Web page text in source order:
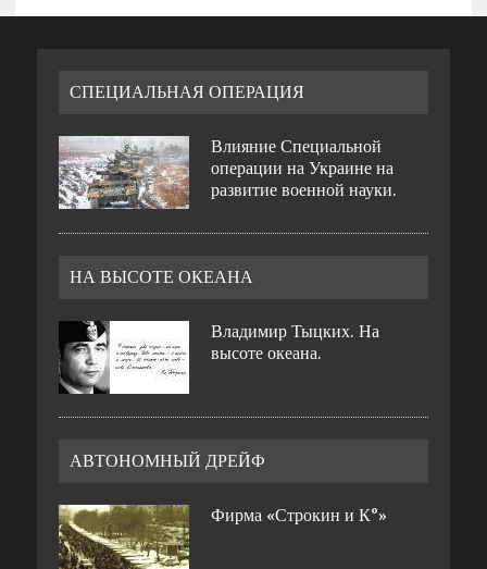
СПЕЦИАЛЬНАЯ ОПЕРАЦИЯ
Влияние Специальной
операции на Украине на
развитие военной науки.
НА ВЫСОТЕ ОКЕАНА
Владимир Тыцких. На
высоте океана.
АВТОНОМНЫЙ ДРЕЙФ
Фирма «Строкин и К°»